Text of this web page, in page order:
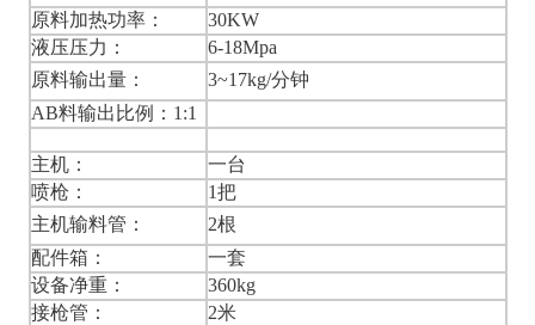
原料加热功率：
30KW
液压压力：
6-18Mpa
原料输出量：
3~17kg/分钟
AB料输出比例： 1:1
主机：
一台
喷枪：
1把
主机输料管：
2根
配件箱：
一套
设备净重：
360kg
接枪管：
2米